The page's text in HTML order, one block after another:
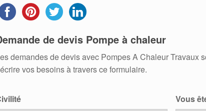
de devis Pompe à chaleur
demandes de devis avec Pompes A Chaleur Travaux
vos besoins à travers ce formulaire.
Vous